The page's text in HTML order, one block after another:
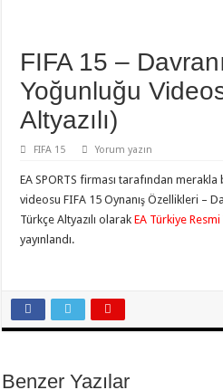
FIFA 15 –
Yoğunluğu
Altyazılı)
FIFA 15 Yorum yazın
EA SPORTS firması tarafından
videosu FIFA 15 Oynanış Özellikleri –
Türkçe Altyazılı olarakEA Türkiye
yayınlandı.
Benzer Yazılar